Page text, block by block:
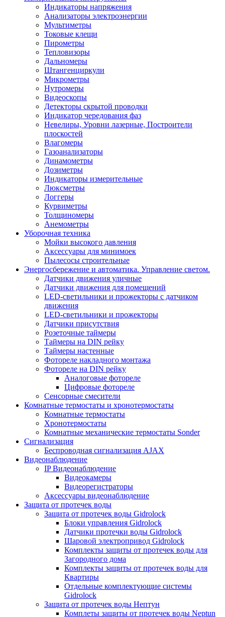
Индикаторы напряжения
Анализаторы электроэнергии
Мультиметры
Токовые клещи
Пирометры
Тепловизоры
Дальномеры
Штангенциркули
Микрометры
Нутромеры
Видеоскопы
Детекторы скрытой проводки
Индикатор чередования фаз
Невелиры, Уровни лазерные, Построители
плоскостей
Влагомеры
Газоанализаторы
Динамометры
Дозиметры
Индикаторы измерительные
Люксметры
Логгеры
Курвиметры
Толщиномеры
Анемометры
Уборочная техника
Мойки высокого давления
Аксессуары для минимоек
Пылесосы строительные
Энергосбережение и автоматика. Управление светом.
Датчики движения уличные
Датчики движения для помещений
LED-светильники и прожекторы с датчиком
движения
LED-светильники и прожекторы
Датчики присутствия
Розеточные таймеры
Таймеры на DIN рейку
Таймеры настенные
Фотореле накладного монтажа
Фотореле на DIN рейку
Аналоговые фотореле
Цифровые фотореле
Сенсорные смесители
Комнатные термостаты и хронотермостаты
Комнатные термостаты
Хронотермостаты
Комнатные механические термостаты Sonder
Сигнализация
Беспроводная сигнализация AJAX
Видеонаблюдение
IP Видеонаблюдение
Видеокамеры
Видеорегистраторы
Аксессуары видеонаблюдение
Защита от протечек воды
Защита от протечек воды Gidrolock
Блоки управления Gidrolock
Датчики протечки воды Gidrolock
Шаровой электропривод Gidrolock
Комплекты защиты от протечек воды для
Загородного дома
Комплекты защиты от протечек воды для
Квартиры
Отдельные комплектующие системы
Gidrolock
Защита от протечек воды Нептун
Комплеты защиты от протечек воды Neptun